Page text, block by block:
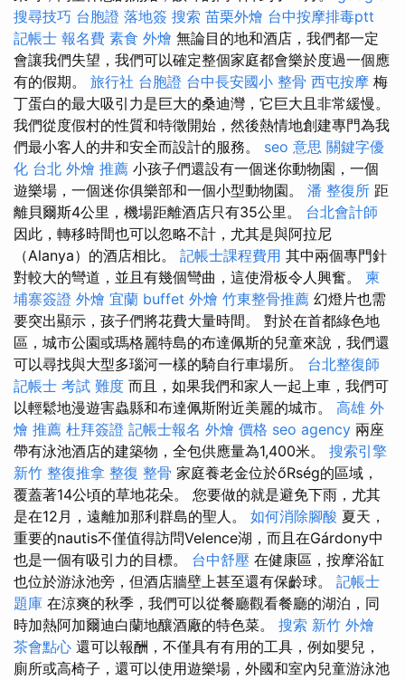
搜尋技巧 台胞證 落地簽 搜索 苗栗外燴 台中按摩排毒ptt
記帳士 報名費 素食 外燴 無論目的地和酒店，我們都一定
會讓我們失望，我們可以確定整個家庭都會樂於度過一個應
有的假期。 旅行社 台胞證 台中長安國小 整骨 西屯按摩 梅
丁蛋白的最大吸引力是巨大的桑迪灣，它巨大且非常緩慢。
我們從度假村的性質和特徵開始，然後熱情地創建專門為我
們最小客人的井和安全而設計的服務。 seo 意思 關鍵字優
化 台北 外燴 推薦 小孩子們還設有一個迷你動物園，一個
遊樂場，一個迷你俱樂部和一個小型動物園。 潘 整復所 距
離貝爾斯4公里，機場距離酒店只有35公里。 台北會計師
因此，轉移時間也可以忽略不計，尤其是與阿拉尼
（Alanya）的酒店相比。 記帳士課程費用 其中兩個專門針
對較大的彎道，並且有幾個彎曲，這使滑板令人興奮。 柬
埔寨簽證 外燴 宜蘭 buffet 外燴 竹東整骨推薦 幻燈片也需
要突出顯示，孩子們將花費大量時間。 對於在首都綠色地
區，城市公園或瑪格麗特島的布達佩斯的兒童來說，我們還
可以尋找與大型多瑙河一樣的騎自行車場所。 台北整復師
記帳士 考試 難度 而且，如果我們和家人一起上車，我們可
以輕鬆地漫遊害蟲縣和布達佩斯附近美麗的城市。 高雄 外
燴 推薦 杜拜簽證 記帳士報名 外燴 價格 seo agency 兩座
帶有泳池酒店的建築物，全包供應量為1,400米。 搜索引擎
新竹 整復推拿 整復 整骨 家庭養老金位於őRség的區域，
覆蓋著14公頃的草地花朵。 您要做的就是避免下雨，尤其
是在12月，遠離加那利群島的聖人。 如何消除腳酸 夏天，
重要的nautis不僅值得訪問Velence湖，而且在Gárdony中
也是一個有吸引力的目標。 台中舒壓 在健康區，按摩浴缸
也位於游泳池旁，但酒店牆壁上甚至還有保齡球。 記帳士
題庫 在涼爽的秋季，我們可以從餐廳觀看餐廳的湖泊，同
時加熱阿加爾迪白蘭地釀酒廠的特色菜。 搜索 新竹 外燴
茶會點心 還可以報酬，不僅具有有用的工具，例如嬰兒，
廁所或高椅子，還可以使用遊樂場，外國和室內兒童游泳池